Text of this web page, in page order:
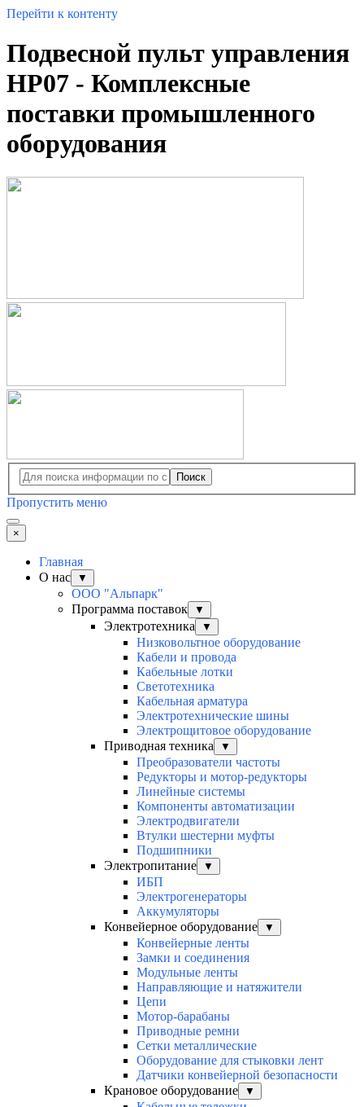
Перейти к контенту
Подвесной пульт управления
HP07 - Комплексные
поставки промышленного
оборудования
Поиск
Пропустить меню
×
Главная
О нас
▼
ООО "Альпарк"
Программа поставок
▼
Электротехника ▼
Низковольтное оборудование
Кабели и провода
Кабельные лотки
Светотехника
Кабельная арматура
Электротехнические шины
Электрощитовое оборудование
Приводная техника
▼
Преобразователи частоты
Редукторы и мотор-редукторы
Линейные системы
Компоненты автоматизации
Электродвигатели
Втулки шестерни муфты
Подшипники
Электропитание
▼
ИБП
Электрогенераторы
Аккумуляторы
Конвейерное оборудование
▼
Конвейерные ленты
Замки и соединения
Модульные ленты
Направляющие и натяжители
Цепи
Мотор-барабаны
Приводные ремни
Сетки металлические
Оборудование для стыковки лент
Датчики конвейерной безопасности
Крановое оборудование
▼